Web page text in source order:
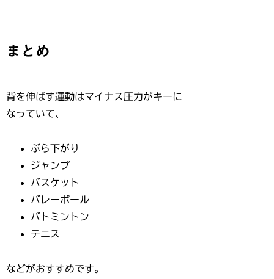
まとめ
背を伸ばす運動はマイナス圧力がキーに
なっていて、
ぶら下がり
ジャンプ
バスケット
バレーボール
バトミントン
テニス
などがおすすめです。